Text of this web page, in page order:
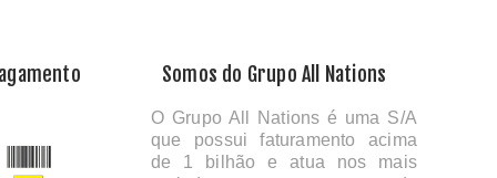
Somos do Grupo All Nations
O Grupo All Nations é uma S/A
que possui faturamento acima
de 1 bilhão e atua nos mais